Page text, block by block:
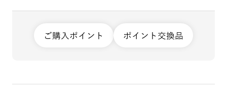
ご購入ポイント ポイント交換品